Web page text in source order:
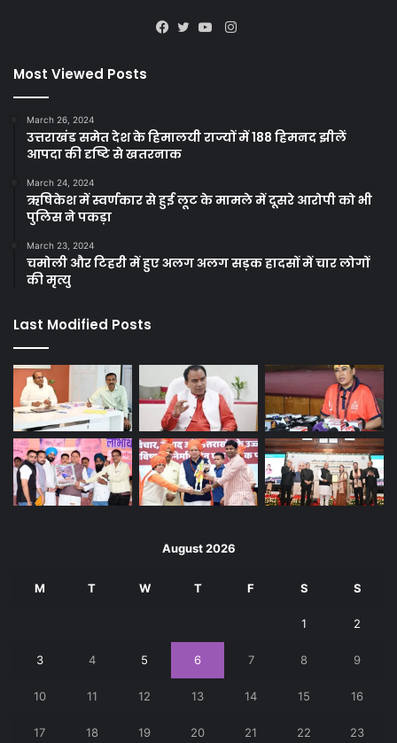
Instagram
Most Viewed Posts
March 26, 2024
उत्तराखंड समेत देश के हिमालयी राज्यों में 188 हिमनद झीलें
आपदा की दृष्टि से खतरनाक
March 24, 2024
ऋषिकेश में स्वर्णकार से हुई लूट के मामले में दूसरे आरोपी को भी
पुलिस ने पकड़ा
March 23, 2024
चमोली और टिहरी में हुए अलग अलग सड़क हादसों में चार लोगों
की मृत्यु
Last Modified Posts
August 2026
M T W T F S S
1 2
3 4 5 6 7 8 9
10 11 12 13 14 15 16
17 18 19 20 21 22 23